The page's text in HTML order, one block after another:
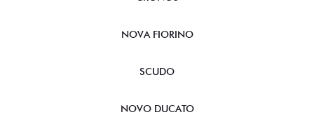
NOVA FIORINO
SCUDO
NOVO DUCATO